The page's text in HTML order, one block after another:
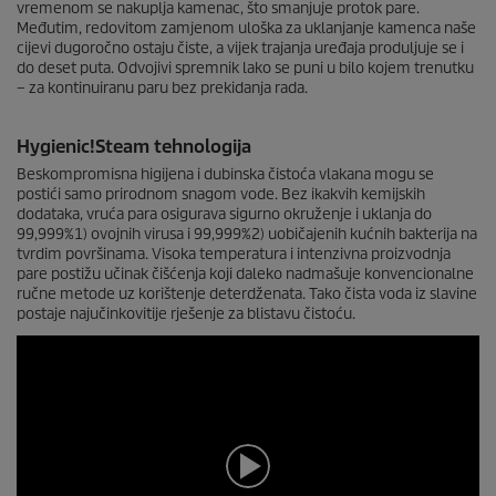
d
s
o
f
0
c
o
n
d
s
vremenom se nakuplja kamenac, što smanjuje protok pare.
Međutim, redovitom zamjenom uloška za uklanjanje kamenca naše
cijevi dugoročno ostaju čiste, a vijek trajanja uređaja produljuje se i
do deset puta. Odvojivi spremnik lako se puni u bilo kojem trenutku
– za kontinuiranu paru bez prekidanja rada.
Hygienic!Steam tehnologija
Beskompromisna higijena i dubinska čistoća vlakana mogu se
postići samo prirodnom snagom vode. Bez ikakvih kemijskih
dodataka, vruća para osigurava sigurno okruženje i uklanja do
99,999%1) ovojnih virusa i 99,999%2) uobičajenih kućnih bakterija na
tvrdim površinama. Visoka temperatura i intenzivna proizvodnja
pare postižu učinak čišćenja koji daleko nadmašuje konvencionalne
ručne metode uz korištenje deterdženata. Tako čista voda iz slavine
postaje najučinkovitije rješenje za blistavu čistoću.